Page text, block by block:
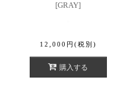
[GRAY]
12,000 円 (税別)
購入する